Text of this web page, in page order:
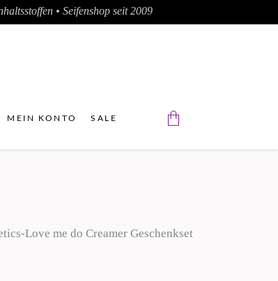
• Seifenshop seit 2009
MEIN KONTO SALE
Love me do Creamer Geschenkset